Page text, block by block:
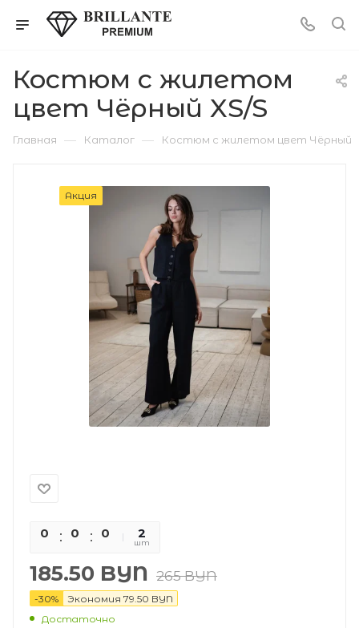
Костюм с жилетом
цвет Чёрный XS/S
Главная — Каталог — Костюм с жилетом цвет Чёрный
Акция
0 0 0 02
шт
185.50 BYN 265BYN
-30% Экономия 79.50 BYN
Достаточно